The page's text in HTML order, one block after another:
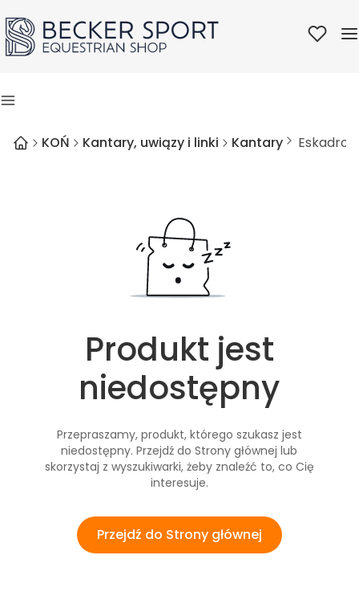
Ulubione
Menu
KOŃ Kantary, uwiązy i linki Kantary
Produkt jest
niedostępny
Przepraszamy, produkt, którego szukasz jest
niedostępny. Przejdź do Strony głównej lub
skorzystaj z wyszukiwarki, żeby znaleźć to, co Cię
interesuje.
Przejdź do Strony głównej